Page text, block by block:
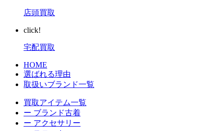
店頭買取
click!
宅配買取
HOME
選ばれる理由
取扱いブランド一覧
買取アイテム一覧
ー ブランド古着
ー アクセサリー